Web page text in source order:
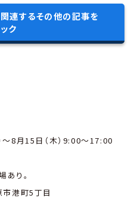
連するその他の記事を
ク
～8月15日（木）9:00～17:00
あり。
港町5丁目